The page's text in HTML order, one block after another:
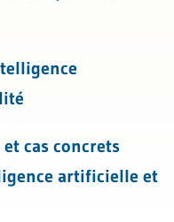
cas concrets
artificielle et